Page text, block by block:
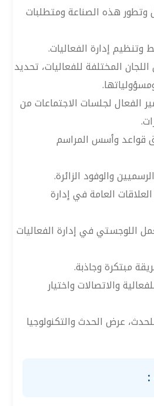
وتطور هذه الصناعة ومتطلبات
إدارة الفعاليات.
المختلفة للفعاليات، تحديد
الفعال لجلسات الاجتماعات من
قواعد وأسس المراسم
والوفود الزائرة.
العامة في إدارة
اللوجستي في إدارة الفعاليات
مبتكرة وجاذبة.
والاتصالات واختيار
عرض الحدث والتكنولوجيا
: